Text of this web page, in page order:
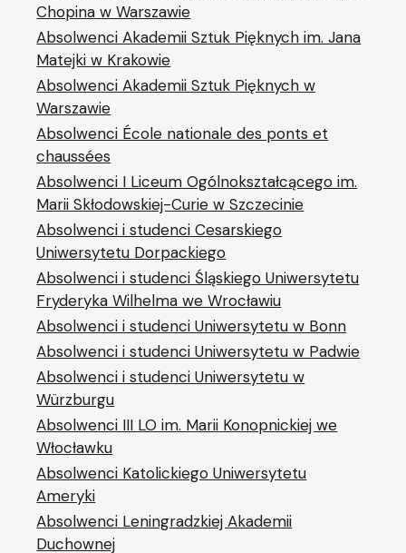
Chopina w Warszawie
Absolwenci Akademii Sztuk Pięknych im. Jana
Matejki w Krakowie
Absolwenci Akademii Sztuk Pięknych w
Warszawie
Absolwenci École nationale des ponts et
chaussées
Absolwenci I Liceum Ogólnokształcącego im.
Marii Skłodowskiej-Curie w Szczecinie
Absolwenci i studenci Cesarskiego
Uniwersytetu Dorpackiego
Absolwenci i studenci Śląskiego Uniwersytetu
Fryderyka Wilhelma we Wrocławiu
Absolwenci i studenci Uniwersytetu w Bonn
Absolwenci i studenci Uniwersytetu w Padwie
Absolwenci i studenci Uniwersytetu w
Würzburgu
Absolwenci III LO im. Marii Konopnickiej we
Włocławku
Absolwenci Katolickiego Uniwersytetu
Ameryki
Absolwenci Leningradzkiej Akademii
Duchownej